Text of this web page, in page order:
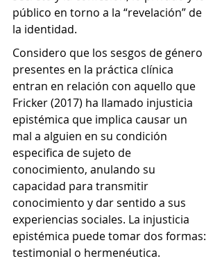
público en torno a la “revelación” de
la identidad.
Considero que los sesgos de género
presentes en la práctica clínica
entran en relación con aquello que
Fricker (2017) ha llamado injusticia
epistémica que implica causar un
mal a alguien en su condición
especifica de sujeto de
conocimiento, anulando su
capacidad para transmitir
conocimiento y dar sentido a sus
experiencias sociales. La injusticia
epistémica puede tomar dos formas:
testimonial o hermenéutica.